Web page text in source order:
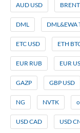
AUD USD BRENT
DML DML&EWA
ETC USD ETH
EUR RUB EUR
GAZP GBP USD
NG NVTK
USD CAD USD